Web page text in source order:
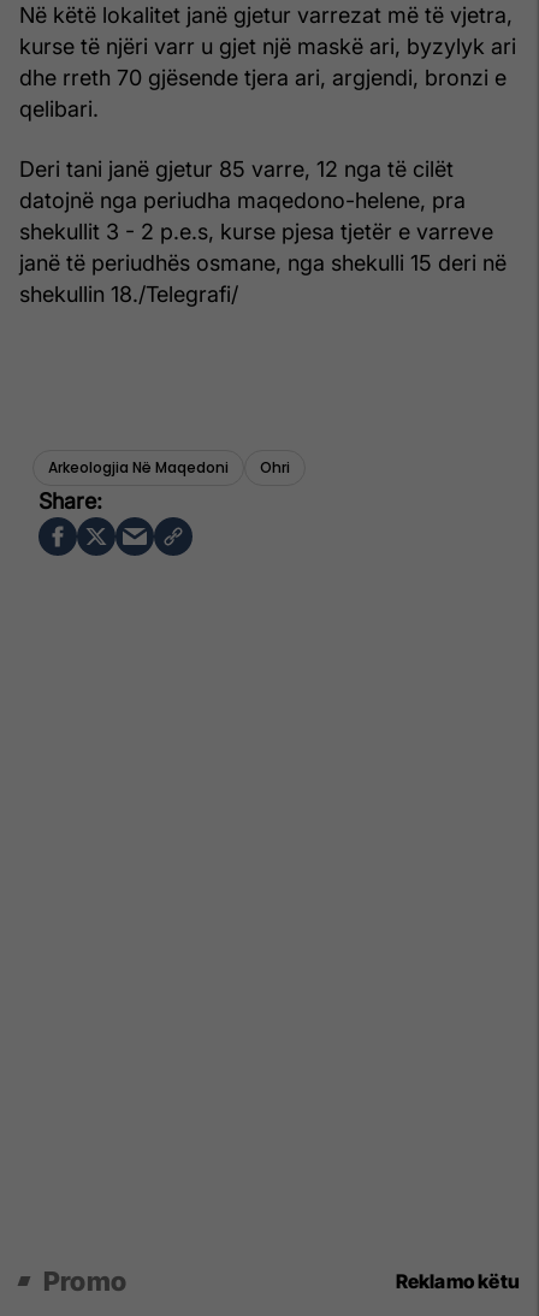
Në këtë lokalitet janë gjetur varrezat më të vjetra,
kurse të njëri varr u gjet një maskë ari, byzylyk ari
dhe rreth 70 gjësende tjera ari, argjendi, bronzi e
qelibari.
Deri tani janë gjetur 85 varre, 12 nga të cilët
datojnë nga periudha maqedono-helene, pra
shekullit 3 - 2 p.e.s, kurse pjesa tjetër e varreve
janë të periudhës osmane, nga shekulli 15 deri në
shekullin 18./Telegrafi/
Arkeologjia Në Maqedoni Ohri
Promo Reklamo këtu